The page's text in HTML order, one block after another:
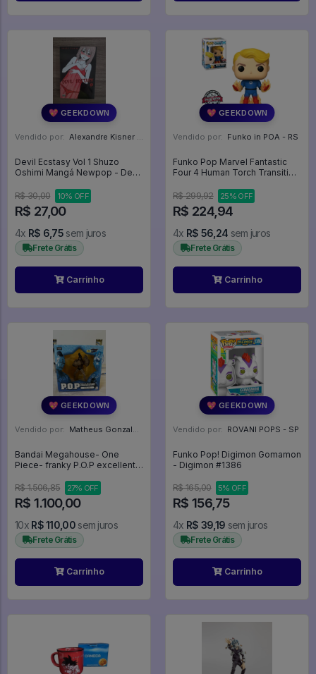
💖 GEEKDOWN
Vendido por: Alexandre Kisner - PR
Devil Ecstasy Vol 1 Shuzo
Oshimi Mangá Newpop - Devil
R$ 30,00
10% OFF
R$ 27,00
4x R$ 6,75 sem juros
Frete Grátis
Carrinho
💖 GEEKDOWN
Vendido por: Funko in POA - RS
Funko Pop Marvel Fantastic
Four 4 Human Torch Transition
R$ 299,92
25% OFF
R$ 224,94
4x R$ 56,24 sem juros
Frete Grátis
Carrinho
💖 GEEKDOWN
Vendido por: Matheus Gonzalez Tendulini - SP
Bandai Megahouse- One
Piece- franky P.O.P excellent
R$ 1.506,85
27% OFF
R$ 1.100,00
10x R$ 110,00sem juros
Frete Grátis
Carrinho
💖 GEEKDOWN
Vendido por: ROVANI POPS - SP
Funko Pop! Digimon Gomamon
- Digimon #1386
R$ 165,00 5% OFF
R$ 156,75
4x R$ 39,19 sem juros
Frete Grátis
Carrinho